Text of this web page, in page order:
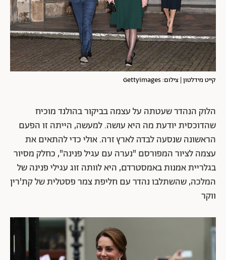
קייט מידלטון | צילום: Gettyimages
הלוק הנהדר שעטתה על עצמה בביקור בהולנד מוכיח
שהדוכסית יודעת מה היא עושה. למעשה, הייתה זו הפעם
הראשונה שנסעה לבדה לארץ זרה. אולי כדי להתאים את
עצמה לציור המפורסם "נערה עם עגיל פנינה", כחלק מסיור
בגלריית אמנות באמסטרדם, היא לוותה זוג עגילי פנינה של
המלכה, שהשתלבו נהדר עם חליפת צמר פסטלית של קת'רין
ווקר